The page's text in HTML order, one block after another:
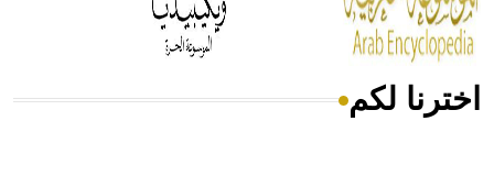
بالكنائس خصوصاً، وفي الإنكليزية أب
اخترنا لكم